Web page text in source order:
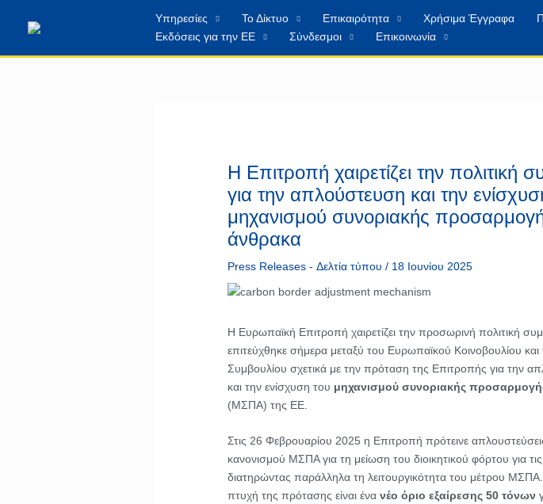
Υπηρεσίες Το Δίκτυο Επικαιρότητα Χρήσιμα Έγγραφα
Εκδόσεις για την ΕΕ
Σύνδεσμοι Επικοινωνία
Η Επιτροπή χαιρετίζει την πολιτική
για την απλούστευση και την
μηχανισμού συνοριακής
άνθρακα
Press Releases - Δελτία τύπου / 18 Ιουνίου 2025
Η Ευρωπαϊκή Επιτροπή χαιρετίζει την προσωρινή πολιτική
επιτεύχθηκε σήμερα μεταξύ του Ευρωπαϊκού Κοινοβουλίου και
Συμβουλίου σχετικά με την πρόταση της Επιτροπής για την
και την ενίσχυση του μηχανισμού συνοριακής
(ΜΣΠΑ) της ΕΕ.
Στις 26 Φεβρουαρίου 2025 η Επιτροπή πρότεινε
κανονισμού ΜΣΠΑ για τη μείωση του διοικητικού φόρτου για τις
διατηρώντας παράλληλα τη λειτουργικότητα του μέτρου
πτυχή της πρότασης είναι ένα νέο όριο εξαίρεσης 50 τόνων